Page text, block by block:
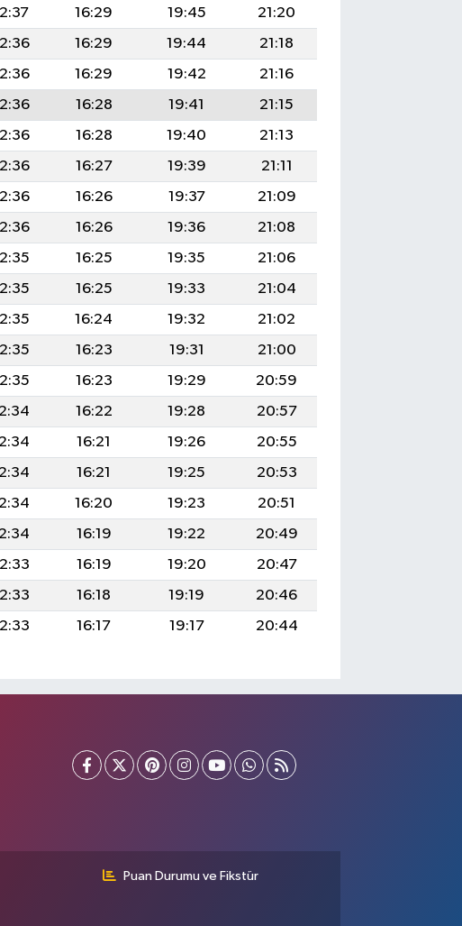
16:29 19:45
21:20
16:29 19:44
21:18
16:29 19:42
21:16
16:28 19:41
21:15
16:28 19:40
21:13
16:27 19:39
21:11
16:26 19:37
21:09
16:26 19:36
21:08
16:25 19:35
21:06
16:25 19:33
21:04
16:24 19:32
21:02
16:23 19:31
21:00
16:23 19:29
20:59
16:22 19:28
20:57
16:21 19:26
20:55
16:21 19:25
20:53
16:20 19:23
20:51
16:19 19:22
20:49
16:19 19:20
20:47
16:18 19:19
20:46
16:17 19:17 20:44
Puan Durumu ve Fikstür